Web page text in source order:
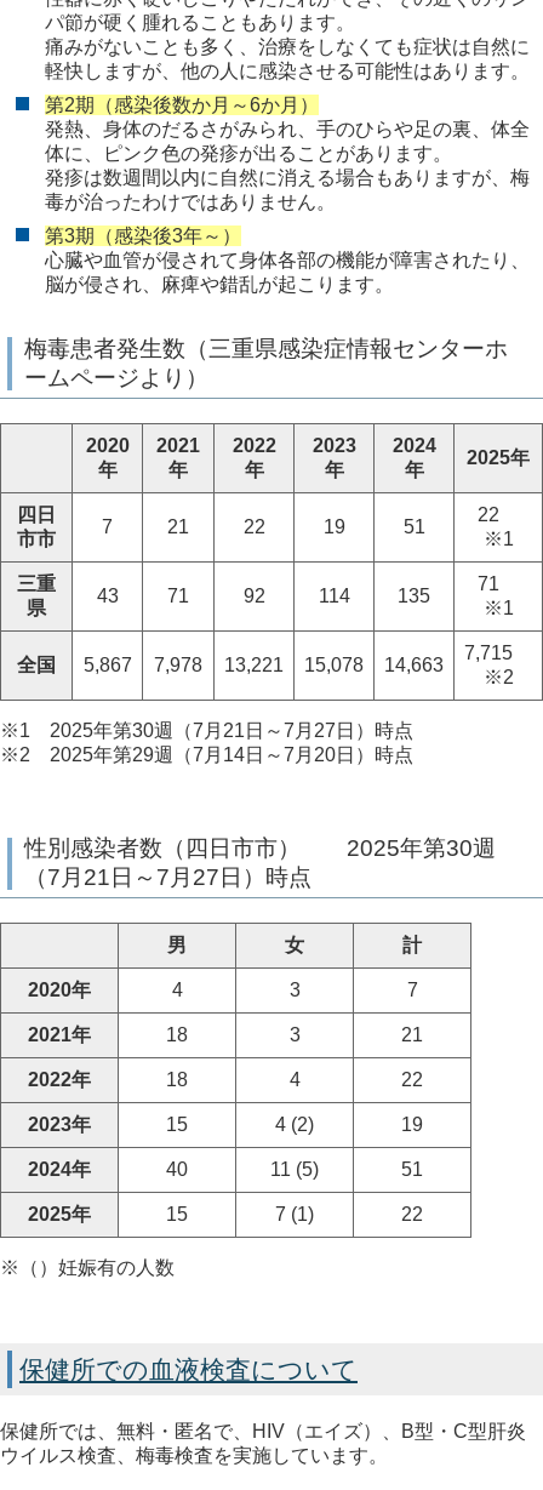
パ節が硬く腫れることもあります。
痛みがないことも多く、治療をしなくても症状は自然に
軽快しますが、他の人に感染させる可能性はあります。
第2期（感染後数か月～6か月）
発熱、身体のだるさがみられ、手のひらや足の裏、体全
体に、ピンク色の発疹が出ることがあります。
発疹は数週間以内に自然に消える場合もありますが、梅
毒が治ったわけではありません。
第3期（感染後3年～）
心臓や血管が侵されて身体各部の機能が障害されたり、
脳が侵され、麻痺や錯乱が起こります。
梅毒患者発生数（三重県感染症情報センターホ
ームページより）
2020
年
2021
年
2022
年
2023
年
2024
年
2025年
四日
市市
7 21 22 19 51
22
※1
三重
県
43 71 92 114 135
71
※1
全国 5,867 7,978 13,221 15,078 14,663
7,715
※2
※1 2025年第30週（7月21日～7月27日）時点
※2 2025年第29週（7月14日～7月20日）時点
性別感染者数（四日市市） 2025年第30週
（7月21日～7月27日）時点
男 女 計
2020年 4 3 7
2021年 18 3 21
2022年 18 4 22
2023年 15 4 (2) 19
2024年 40 11 (5) 51
2025年 15 7 (1) 22
※（）妊娠有の人数
保健所での血液検査について
保健所では、無料・匿名で、HIV（エイズ）、B型・C型肝炎
ウイルス検査、梅毒検査を実施しています。